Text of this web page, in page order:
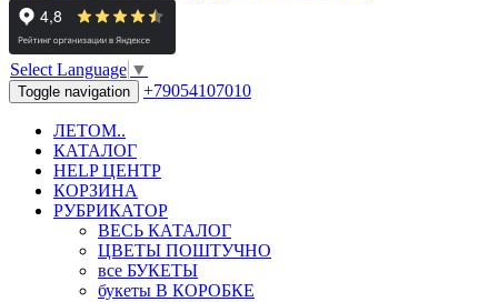
Select Language ▼
Toggle navigation +79054107010
ЛЕТОМ..
КАТАЛОГ
HELP ЦЕНТР
КОРЗИНА
РУБРИКАТОР
ВЕСЬ КАТАЛОГ
ЦВЕТЫ ПОШТУЧНО
все БУКЕТЫ
букеты В КОРОБКЕ